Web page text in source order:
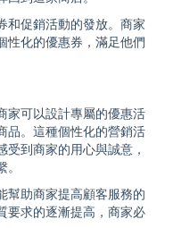
和促銷活動的發放。商家
性化的優惠券，滿足他們
家可以設計專屬的優惠活
品。這種個性化的營銷活
到商家的用心與誠意，
幫助商家提高顧客服務的
要求的逐漸提高，商家必